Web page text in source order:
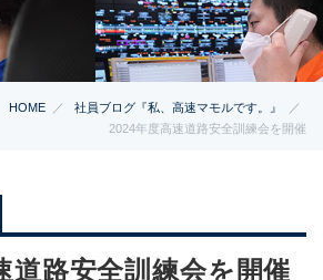
HOME
社員ブログ『私、高速マモルです。』
2024年度高速道路安全訓練会を開催
道路安全訓練会を開催